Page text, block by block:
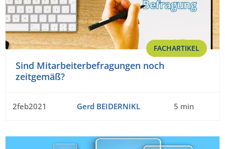
FACHARTIKEL
Sind Mitarbeiterbefragungen noch
zeitgemäß?
2feb2021 Gerd BEIDERNIKL 5 min